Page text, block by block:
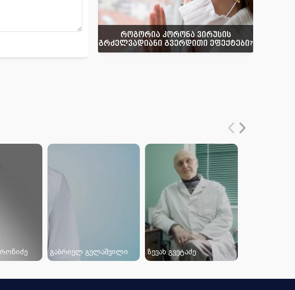
როგორია კორონა ვირუსის
გრძელვადიანი გვერდითი ეფექტები?
გაბრიელ გელაშვილი ზევახ გვეტაძე